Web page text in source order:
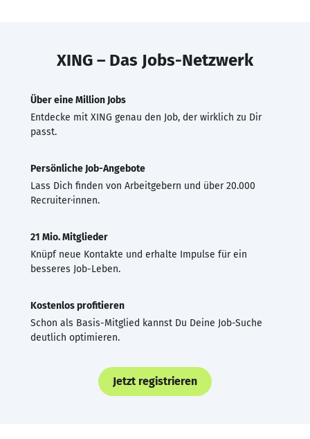
XING – Das Jobs-Netzwerk
Über eine Million Jobs
Entdecke mit XING genau den Job, der wirklich zu Dir
passt.
Persönliche Job-Angebote
Lass Dich finden von Arbeitgebern und über 20.000
Recruiter·innen.
21 Mio. Mitglieder
Knüpf neue Kontakte und erhalte Impulse für ein
besseres Job-Leben.
Kostenlos profitieren
Schon als Basis-Mitglied kannst Du Deine Job-Suche
deutlich optimieren.
Jetzt registrieren